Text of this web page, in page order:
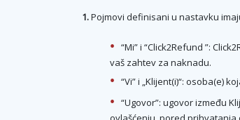
1.Pojmovi definisani u nastavku
“Mi” i “Click2Refund ”:
vaš zahtev za naknadu.
“Vi” i „Klijent(i)“: osoba(e)
“Ugovor”: ugovor između